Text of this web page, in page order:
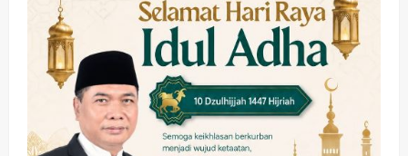
wartanusa 4 Agustus 2026
1
Kesehatan
Pembangunan
Pemerintahan
PANAS! Kalah Tender Proyek RSUD
Sibar Rp 9,9 M, Beranikah CV Tiga
Anugerah Utama Pertaruhkan
Jaminan Rp 100 Juta?